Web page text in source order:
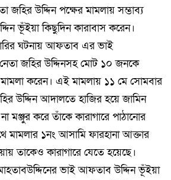
জহির উদ্দিন পক্ষের মামলায় সম্ভাব্য
ভূঁইয়া কিছুদিন কারাবাস করেন।
ঘটনায় আফতাব এর ভাই
নেতা জহির উদ্দিনসহ মোট ১০ জনকে
করেন। এই মামলায় ১১ মে সোমবার
উদ্দিন আদালতে হাজির হয়ে জামিন
মঞ্জুর করে তাঁকে কারাগারে পাঠানোর
১নং আসামি ফারহানা আক্তার
তাকেও কারাগারে যেতে হয়েছে।
ভাই আফতাব উদ্দিন ভূঁইয়া